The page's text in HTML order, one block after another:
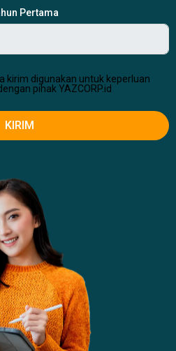
Pertama
kirim digunakan untuk keperluan
pihak YAZCORP.id
KIRIM